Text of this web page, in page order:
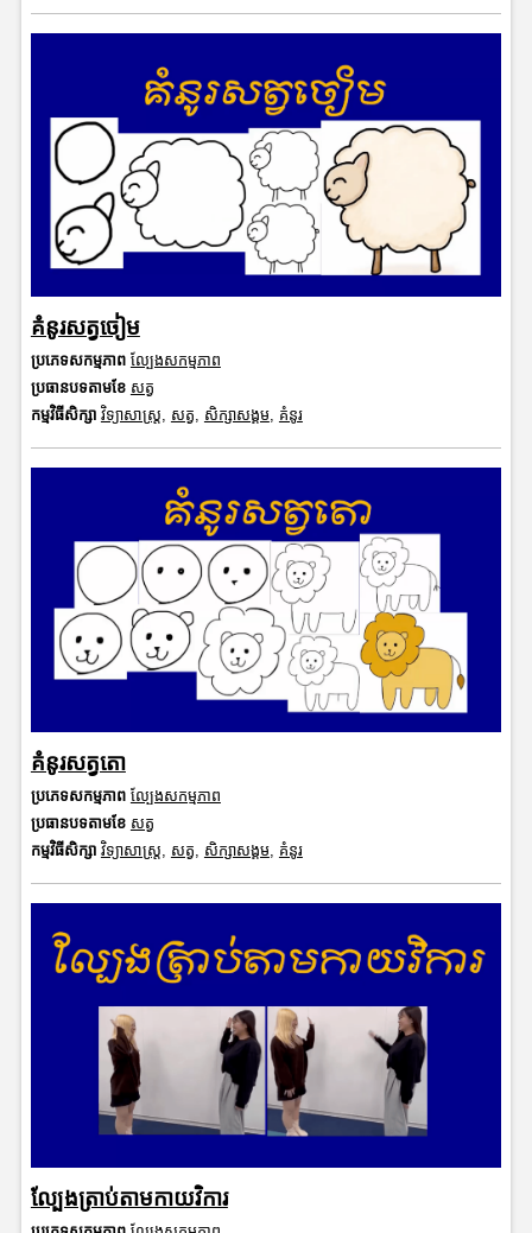
គំនូរសត្វចៀម
ប្រភេទសកម្មភាព ល្បែងសកម្មភាព
ប្រធានបទតាមខែ សត្វ
កម្មវិធីសិក្សា វិទ្យាសាស្រ្ត, សត្វ, សិក្សាសង្គម, គំនូរ
គំនូរសត្វតោ
ប្រភេទសកម្មភាព ល្បែងសកម្មភាព
ប្រធានបទតាមខែ សត្វ
កម្មវិធីសិក្សា វិទ្យាសាស្រ្ត, សត្វ, សិក្សាសង្គម, គំនូរ
ល្បែងត្រាប់តាមកាយវិការ